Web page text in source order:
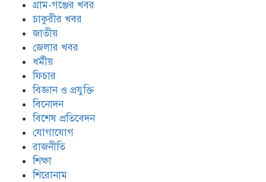
গ্রাম-গঞ্জের খবর
চাকুরীর খবর
জাতীয়
জেলার খবর
ধর্মীয়
ফিচার
বিজ্ঞান ও প্রযুক্তি
বিনোদন
বিশেষ প্রতিবেদন
যোগাযোগ
রাজনীতি
শিক্ষা
শিরোনাম